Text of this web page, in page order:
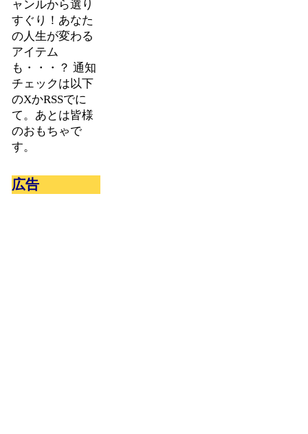
ャンルから選り
すぐり！あなた
の人生が変わる
アイテム
も・・・？ 通知
チェックは以下
のXかRSSでに
て。あとは皆様
のおもちゃで
す。
広告